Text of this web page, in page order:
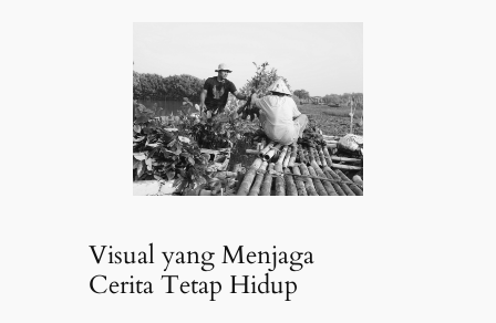
Visual yang Menjaga
Cerita Tetap Hidup